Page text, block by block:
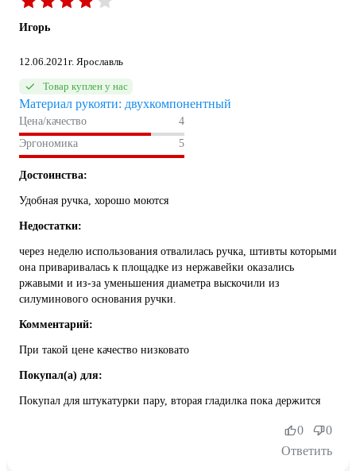
Игорь
12.06.2021г. Ярославль
Товар куплен у нас
Материал рукояти: двухкомпонентный
Цена/качество
4
Эргономика
5
Достоинства:
Удобная ручка, хорошо моются
Недостатки:
через неделю использования отвалилась ручка, штивты которыми
она приваривалась к площадке из нержавейки оказались
ржавыми и из-за уменьшения диаметра выскочили из
силуминового основания ручки.
Комментарий:
При такой цене качество низковато
Покупал(а) для:
Покупал для штукатурки пару, вторая гладилка пока держится
Ответить
0 0